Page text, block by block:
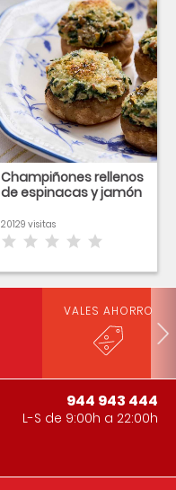
Champiñones rellenos
de espinacas y jamón
20129 visitas
VALES AHORRO
944 943 444
L-S de 9:00h a 22:00h